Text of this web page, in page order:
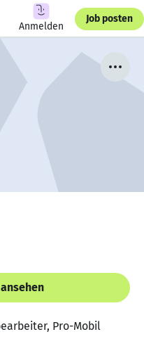
Anmelden
Job posten
Pro-Mobil